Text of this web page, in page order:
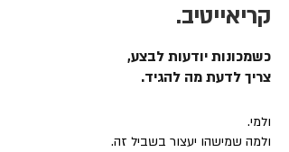
קריאייטיב.
כשמכונות יודעות לבצע,
צריך לדעת מה להגיד.
ולמי.
ולמה שמישהו יעצור בשביל זה.